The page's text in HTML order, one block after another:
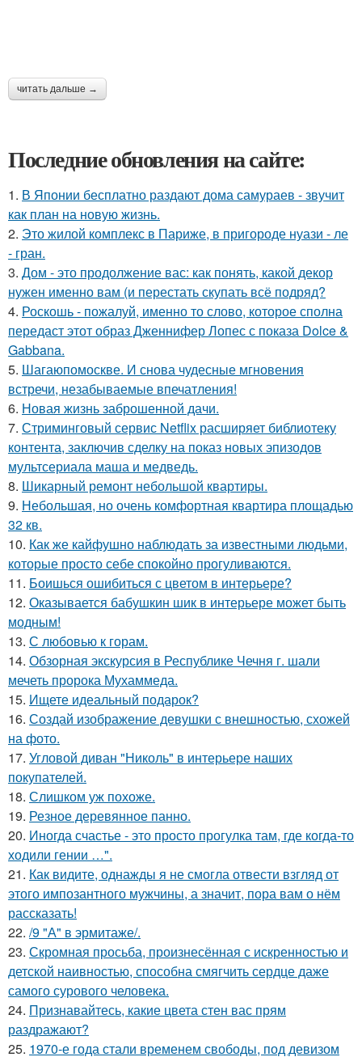
читать дальше →
Последние обновления на сайте:
1. В Японии бесплатно раздают дома самураев - звучит
как план на новую жизнь.
2. Это жилой комплекс в Париже, в пригороде нуази - ле
- гран.
3. Дом - это продолжение вас: как понять, какой декор
нужен именно вам (и перестать скупать всё подряд?
4. Роскошь - пожалуй, именно то слово, которое сполна
передаст этот образ Дженнифер Лопес с показа Dolce &
Gabbana.
5. Шагаюпомоскве. И снова чудесные мгновения
встречи, незабываемые впечатления!
6. Новая жизнь заброшенной дачи.
7. Стриминговый сервис Netflix расширяет библиотеку
контента, заключив сделку на показ новых эпизодов
мультсериала маша и медведь.
8. Шикарный ремонт небольшой квартиры.
9. Небольшая, но очень комфортная квартира площадью
32 кв.
10. Как же кайфушно наблюдать за известными людьми,
которые просто себе спокойно прогуливаются.
11. Боишься ошибиться с цветом в интерьере?
12. Оказывается бабушкин шик в интерьере может быть
модным!
13. С любовью к горам.
14. Обзорная экскурсия в Республике Чечня г. шали
мечеть пророка Мухаммеда.
15. Ищете идеальный подарок?
16. Создай изображение девушки с внешностью, схожей
на фото.
17. Угловой диван "Николь" в интерьере наших
покупателей.
18. Слишком уж похоже.
19. Резное деревянное панно.
20. Иногда счастье - это просто прогулка там, где когда-то
ходили гении …".
21. Как видите, однажды я не смогла отвести взгляд от
этого импозантного мужчины, а значит, пора вам о нём
рассказать!
22. /9 "А" в эрмитаже/.
23. Скромная просьба, произнесённая с искренностью и
детской наивностью, способна смягчить сердце даже
самого сурового человека.
24. Признавайтесь, какие цвета стен вас прям
раздражают?
25. 1970-е года стали временем свободы, под девизом